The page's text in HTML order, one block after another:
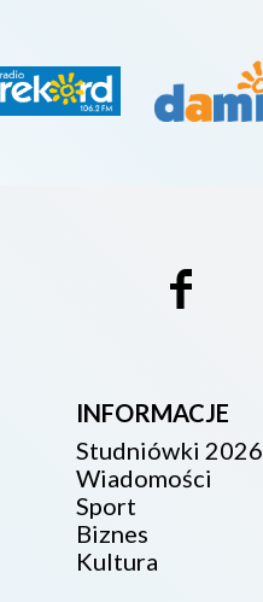
INFORMACJE
Studniówki 2026
Wiadomości
Sport
Biznes
Kultura